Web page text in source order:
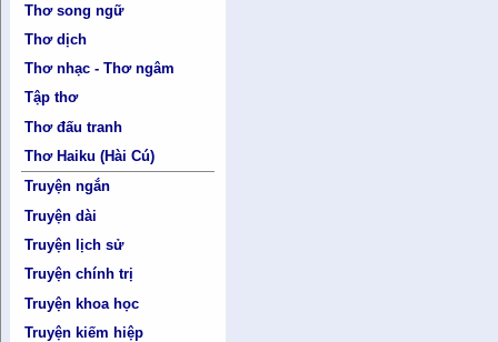
Thơ song ngữ
Thơ dịch
Thơ nhạc - Thơ ngâm
Tập thơ
Thơ đấu tranh
Thơ Haiku (Hài Cú)
Truyện ngắn
Truyện dài
Truyện lịch sử
Truyện chính trị
Truyện khoa học
Truyện kiếm hiệp